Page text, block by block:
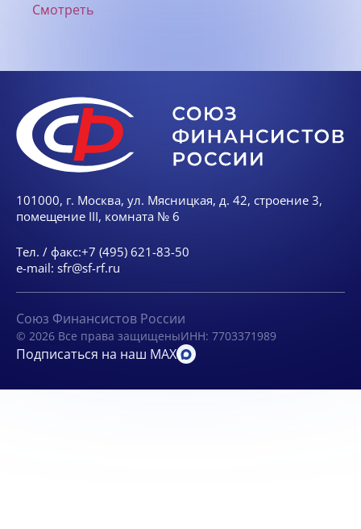
Смотреть
101000, г. Москва, ул. Мясницкая, д. 42, строение 3,
помещение III, комната № 6
Тел. / факс:+7 (495) 621-83-50
e-mail: sfr@sf-rf.ru
Союз Финансистов России
© 2026 Все права защищеныИНН: 7703371989
Подписаться на наш MAX